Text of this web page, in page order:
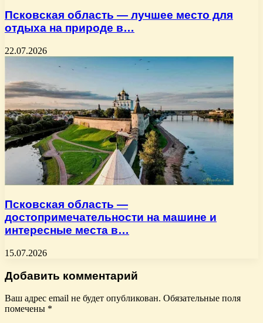
Псковская область — лучшее место для
отдыха на природе в…
22.07.2026
Псковская область —
достопримечательности на машине и
интересные места в…
15.07.2026
Добавить комментарий
Ваш адрес email не будет опубликован. Обязательные поля
помечены *